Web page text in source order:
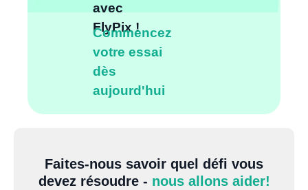
avec
FlyPix !
Commencez
votre essai
dès
aujourd'hui
Faites-nous savoir quel défi vous
devez résoudre - nous allons aider!